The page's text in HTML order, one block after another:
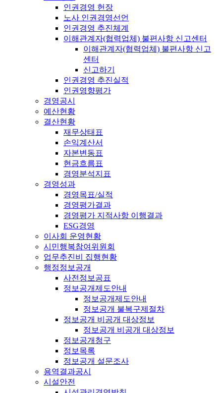
인권경영 헌장
노사 인권경영선언
인권경영 추진체계
이해관계자(협력업체) 불편사항 신고센터
이해관계자(협력업체) 불편사항 신고
센터
신고하기
인권경영 추진실적
인권영향평가
경영공시
예산현황
결산현황
재무상태표
손익계산서
자본변동표
현금흐름표
경영분석지표
경영성과
경영목표/실적
경영평가결과
경영평가 지적사항 이행결과
ESG경영
이사회 운영현황
시민행복참여위원회
업무추진비 집행현황
행정정보공개
사전정보공표
정보공개제도안내
정보공개제도안내
정보공개 불복구제절차
정보공개 비공개 대상정보
정보공개 비공개 대상정보
정보공개청구
정보목록
정보공개 설문조사
용역결과공시
시설안전